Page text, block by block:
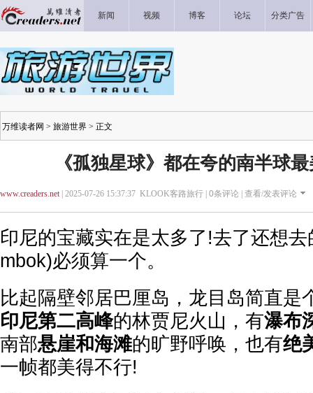
新闻 视频 博客 论坛 分类广告
万维读者网 > 旅游世界 > 正文
《孤独星球》都在夸的南半球
www.creaders.net| 2025-07-26 15:37:37 KLOOK客路旅行 | 0条评论 | 查看/发表评论
印尼的宝藏实在是太多了!去了还想去
mbok)必须算一个。
比起隔壁邻居巴厘岛，龙目岛简直是
印尼第二高峰的林贾尼火山，有瀑布
南部悬崖和海滩的旷野呼唤，也有绝
一帧都美得不行!